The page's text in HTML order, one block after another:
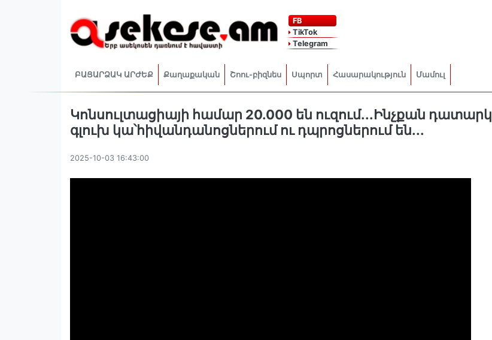
FB
TikTok
Telegram
ԲԱՑԱՐՁԱԿ ԱՐԺԵՔ Քաղաքական Շոու-բիզնես Սպորտ Հասարակություն Մամուլ
Կոնսուլտացիայի համար 20.000 են ուզում․․.Ինչքան դատարկ
գլուխ կա՝հիվանդանոցներում ու դպրոցներում են․․․
2025-10-03 16:43:00